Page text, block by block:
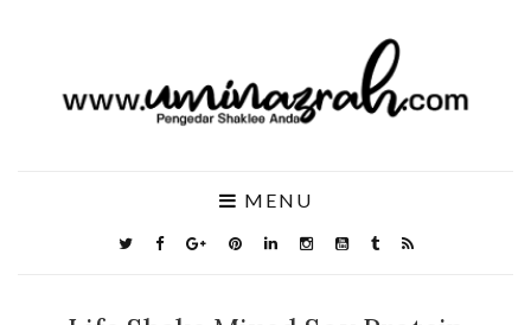
MENU